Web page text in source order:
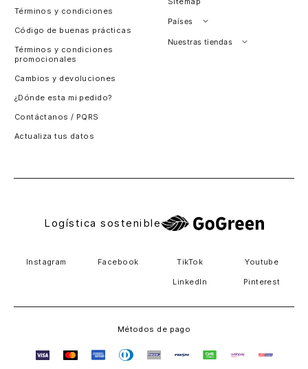
Términos y condiciones
Código de buenas prácticas
Términos y condiciones
promocionales
Cambios y devoluciones
¿Dónde esta mi pedido?
Contáctanos / PQRS
Actualiza tus datos
Países
Perú
Nuestras tiendas
Logística sostenible
Instagram Facebook TikTok Youtube
LinkedIn Pinterest
Métodos de pago